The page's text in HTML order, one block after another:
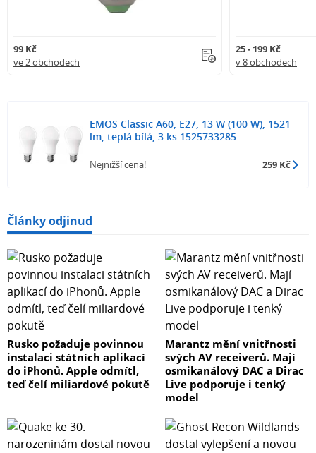
99 Kč
ve 2 obchodech
25 - 199 Kč
v 8 obchodech
EMOS Classic A60, E27, 13 W (100 W), 1521
lm, teplá bílá, 3 ks 1525733285
Nejnižší cena! 259 Kč
Články odjinud
Rusko požaduje povinnou
instalaci státních aplikací
do iPhonů. Apple odmítl,
teď čelí miliardové pokutě
Marantz mění vnitřnosti
svých AV receiverů. Mají
osmikanálový DAC a Dirac
Live podporuje i tenký
model